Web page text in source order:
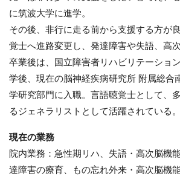
に筑波大学に進学。
その後、非行に走る前から支援する方が
覚士へ進路変更し、発達障害や失語、高
卒業後は、国立障害者リハビリテーショ
学後、現在の脳神経疾病研究所 附属総合
学研究部門に入職。言語聴覚士として、
るジェネラリストとして活躍されている。
現在の業務
院内業務：急性期リハ、失語・高次脳機
達障害の療育、もの忘れ外来・高次脳機